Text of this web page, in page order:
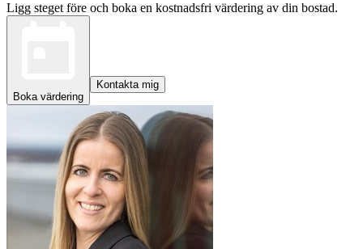
Ligg steget före och boka en kostnadsfri värdering av din bostad.
Boka värdering
Kontakta mig